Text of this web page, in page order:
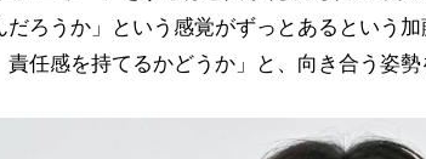
だろうか」という感覚がずっとあるという
責任感を持てるかどうか」と、向き合う姿勢